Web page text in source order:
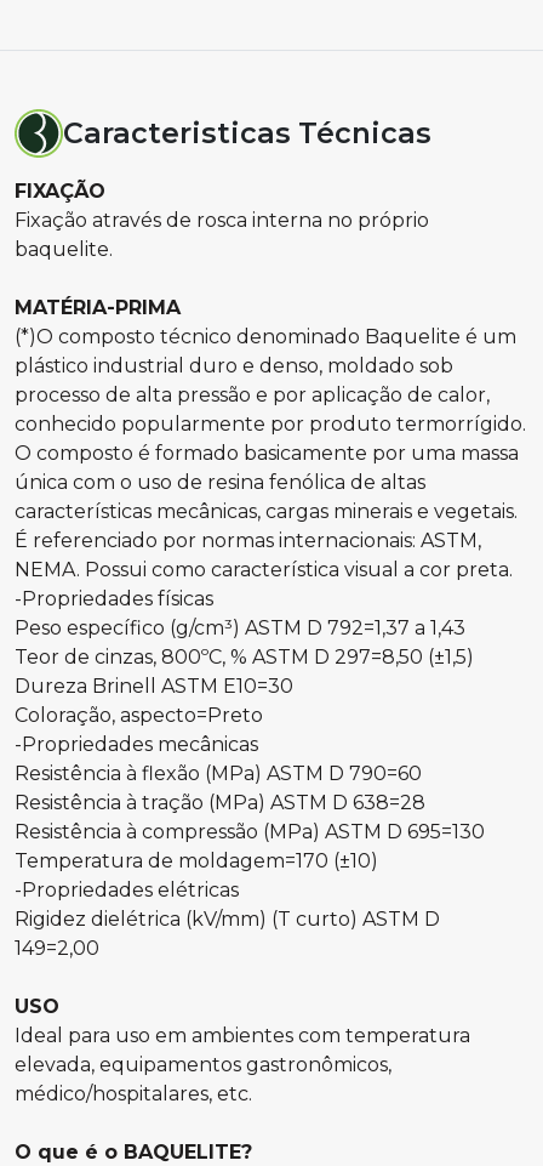
Caracteristicas Técnicas
FIXAÇÃO
Fixação através de rosca interna no próprio
baquelite.
MATÉRIA-PRIMA
(*)O composto técnico denominado Baquelite é um
plástico industrial duro e denso, moldado sob
processo de alta pressão e por aplicação de calor,
conhecido popularmente por produto termorrígido.
O composto é formado basicamente por uma massa
única com o uso de resina fenólica de altas
características mecânicas, cargas minerais e vegetais.
É referenciado por normas internacionais: ASTM,
NEMA. Possui como característica visual a cor preta.
-Propriedades físicas
Peso específico (g/cm³) ASTM D 792=1,37 a 1,43
Teor de cinzas, 800ºC, % ASTM D 297=8,50 (±1,5)
Dureza Brinell ASTM E10=30
Coloração, aspecto=Preto
-Propriedades mecânicas
Resistência à flexão (MPa) ASTM D 790=60
Resistência à tração (MPa) ASTM D 638=28
Resistência à compressão (MPa) ASTM D 695=130
Temperatura de moldagem=170 (±10)
-Propriedades elétricas
Rigidez dielétrica (kV/mm) (T curto) ASTM D
149=2,00
USO
Ideal para uso em ambientes com temperatura
elevada, equipamentos gastronômicos,
médico/hospitalares, etc.
O que é o BAQUELITE?